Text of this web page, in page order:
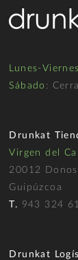
Lunes-Viernes
Sábado :
Drunkat
Virgen del
20012
Guipúzcoa
T. 943 324
Drunkat